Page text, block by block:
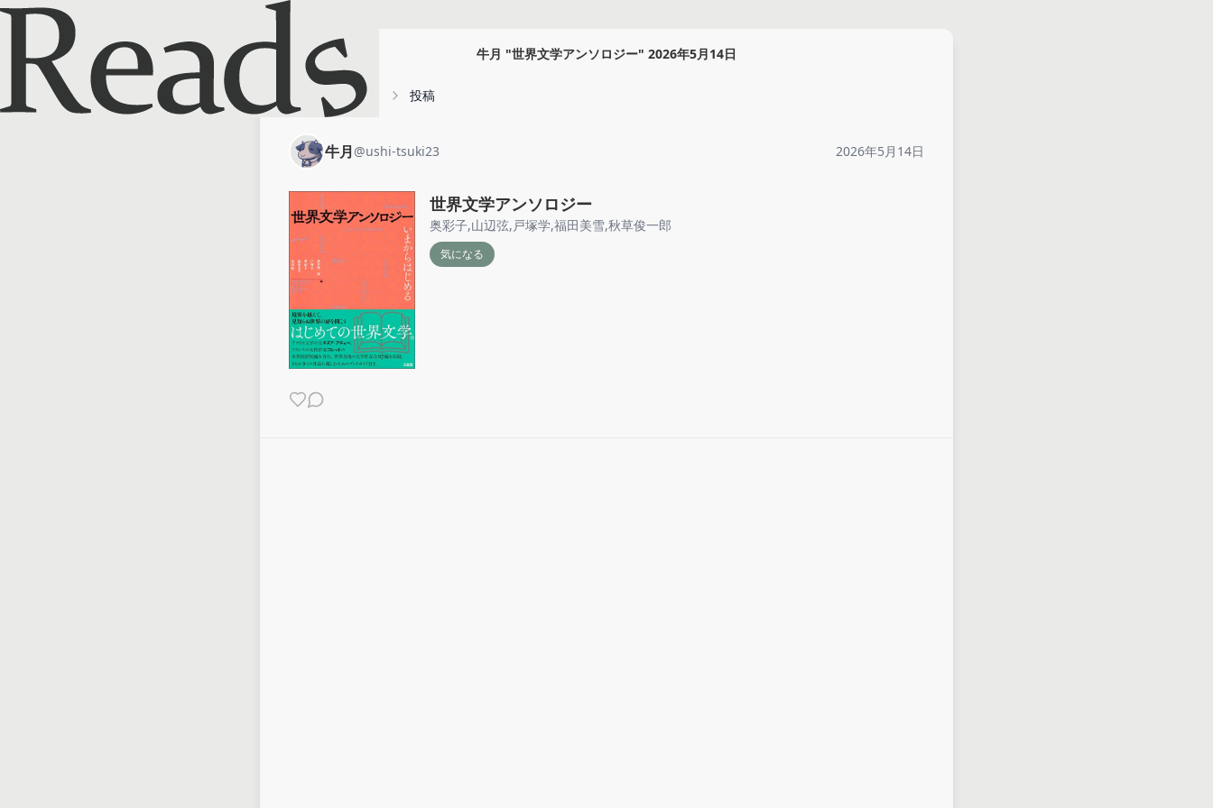
牛月 "世界文学アンソロジー" 2026年5月14日
牛月 投稿
牛月 @ushi-tsuki23 2026年5月14日
世界文学アンソロジー
奥彩子,山辺弦,戸塚学,福田美雪,秋草俊一郎
気になる